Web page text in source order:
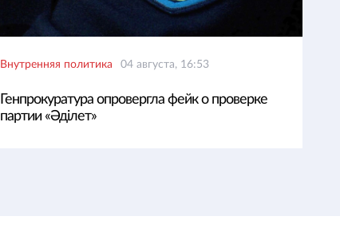
Внутренняя политика 04 августа, 16:53
Генпрокуратура опровергла фейк о проверке
партии «Әділет»